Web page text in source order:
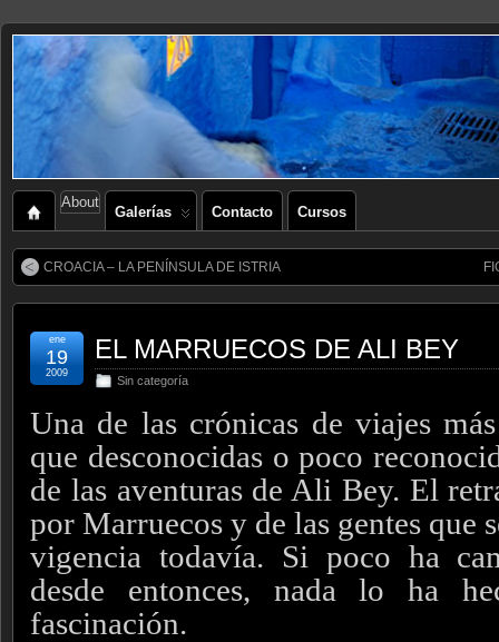
About
Galerías Contacto Cursos
CROACIA – LA PENÍNSULA DE ISTRIA
EL MARRUECOS DE ALI BEY
Sin categoría
ene
19
2009
Una de las crónicas de viajes
que desconocidas o poco
de las aventuras de Ali Bey. El
por Marruecos y de las gentes que
vigencia todavía. Si poco ha
desde entonces, nada lo ha
fascinación.